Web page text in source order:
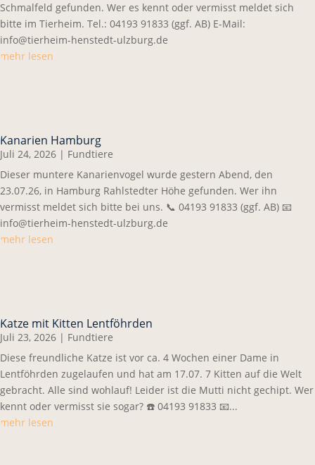
Schmalfeld gefunden. Wer es kennt oder vermisst meldet sich
bitte im Tierheim. Tel.: 04193 91833 (ggf. AB) E-Mail:
info@tierheim-henstedt-ulzburg.de
mehr lesen
Kanarien Hamburg
Juli 24, 2026 | Fundtiere
Dieser muntere Kanarienvogel wurde gestern Abend, den
23.07.26, in Hamburg Rahlstedter Höhe gefunden. Wer ihn
vermisst meldet sich bitte bei uns. 📞 04193 91833 (ggf. AB) 📧
info@tierheim-henstedt-ulzburg.de
mehr lesen
Katze mit Kitten Lentföhrden
Juli 23, 2026 | Fundtiere
Diese freundliche Katze ist vor ca. 4 Wochen einer Dame in
Lentföhrden zugelaufen und hat am 17.07. 7 Kitten auf die Welt
gebracht. Alle sind wohlauf! Leider ist die Mutti nicht gechipt. Wer
kennt oder vermisst sie sogar? ☎️ 04193 91833 📧...
mehr lesen